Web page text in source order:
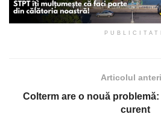
Articolul
Colterm are o nouă
curent